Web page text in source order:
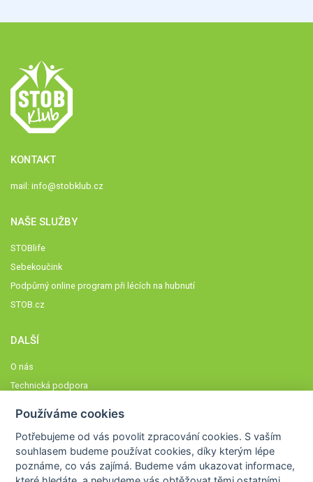
KONTAKT
mail: info@stobklub.cz
NAŠE SLUŽBY
STOBlife
Sebekoučink
Podpůrný online program při lécích na hubnutí
STOB.cz
DALŠÍ
O nás
Technická podpora
Členové STOBklubu
Zásady nakládání s osobními údaji
Otestujte se
Používáme cookies
Potřebujeme od vás povolit zpracování cookies. S vaším
souhlasem budeme používat cookies, díky kterým lépe
poznáme,co vás zajímá. Budeme vám ukazovat informace,